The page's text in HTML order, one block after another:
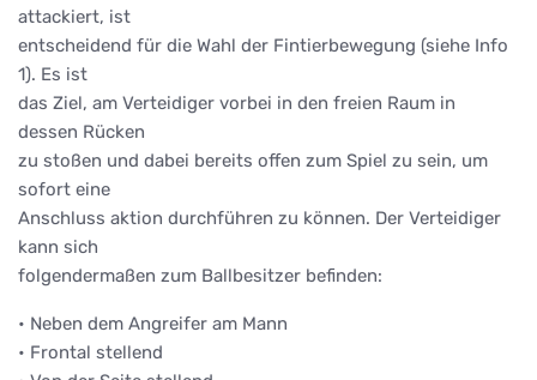
attackiert, ist
entscheidend für die Wahl der Fintierbewegung (siehe Info
1). Es ist
das Ziel, am Verteidiger vorbei in den freien Raum in
dessen Rücken
zu stoßen und dabei bereits offen zum Spiel zu sein, um
sofort eine
Anschluss aktion durchführen zu können. Der Verteidiger
kann sich
folgendermaßen zum Ballbesitzer befinden:
• Neben dem Angreifer am Mann
• Frontal stellend